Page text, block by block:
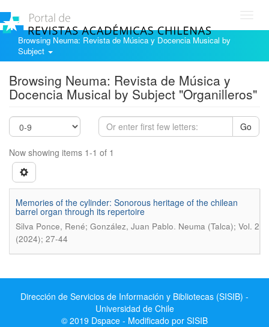
Browsing Neuma: Revista de Música y Docencia Musical by
Subject
Browsing Neuma: Revista de Música y
Docencia Musical by Subject "Organilleros"
Go
Now showing items 1-1 of 1
Memories of the cylinder: Sonorous heritage of the chilean
barrel organ through its repertoire
Silva Ponce, René; González, Juan Pablo. Neuma (Talca); Vol. 2
(2024); 27-44
Dirección de Servicios de Información y Bibliotecas (SISIB) -
Universidad de Chile
© 2019 Dspace - Modificado por SISIB